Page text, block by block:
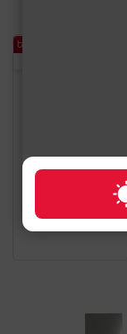
ԵՐԱՇԽԻՔ